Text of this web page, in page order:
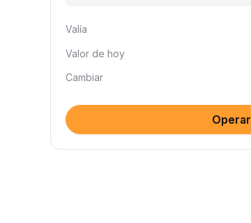
Valía
Valor de hoy
Cambiar
Operar